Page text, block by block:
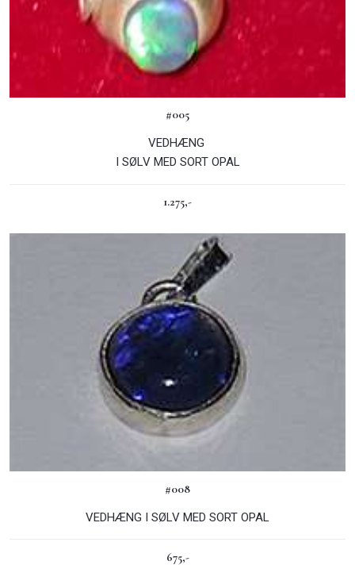
#005
​VEDHÆNG
I SØLV MED SORT OPAL
1.275,-
#008
VEDHÆNG I SØLV MED SORT OPAL
675,-